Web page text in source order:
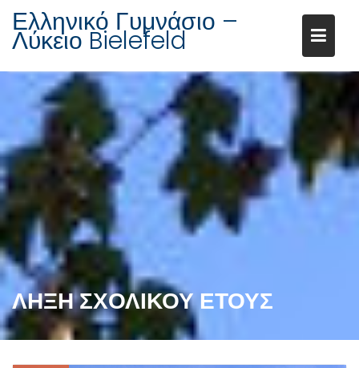
Μεταπηδήστε
περιεχόμενο
Ελληνικό Γυμνάσιο –
Λύκειο Bielefeld
ΛΗΞΗ ΣΧΟΛΙΚΟΥ ΕΤΟΥΣ